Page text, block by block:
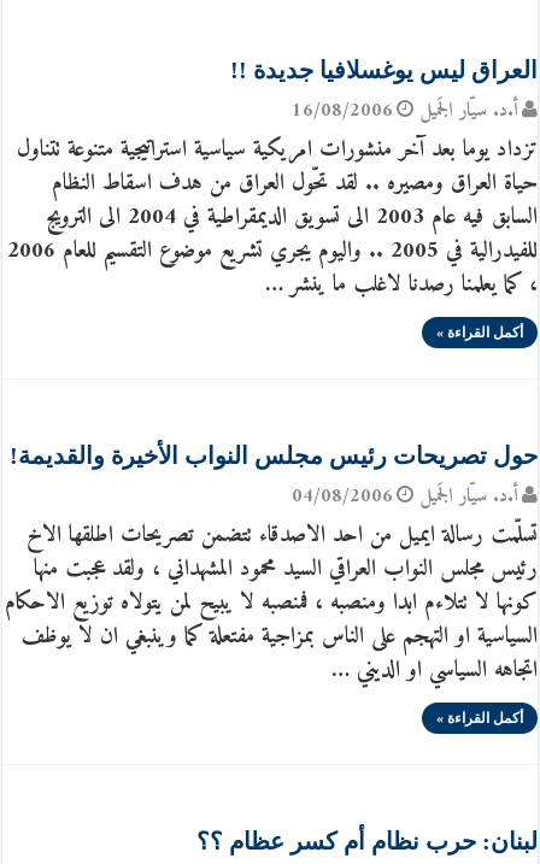
العراق ليس يوغسلافيا جديدة !!
أ.د. سيّار الجَميل 16/08/2006
تزداد يوما بعد آخر منشورات امريكية سياسية استراتيجية متنوعة تتناول
حياة العراق ومصيره .. لقد تحّول العراق من هدف اسقاط النظام
السابق فيه عام 2003 الى تسويق الديمقراطية في 2004 الى الترويج
للفيدرالية في 2005 .. واليوم يجري تشريع موضوع التقسيم للعام 2006
، كما يعلمنا رصدنا لاغلب ما ينشر …
أكمل القراءة »
حول تصريحات رئيس مجلس النواب الأخيرة والقديمة!
أ.د. سيّار الجَميل 04/08/2006
تسلّمت رسالة ايميل من احد الاصدقاء تتضمن تصريحات اطلقها الاخ
رئيس مجلس النواب العراقي السيد محمود المشهداني ، ولقد عجبت منها
كونها لا تتلاءم ابدا ومنصبه ، فمنصبه لا يبيح لمن يتولاه توزيع الاحكام
السياسية او التهجم على الناس بمزاجية مفتعلة كما وينبغي ان لا يوظف
اتجاهه السياسي او الديني …
أكمل القراءة »
لبنان: حرب نظام أم كسر عظام ؟؟